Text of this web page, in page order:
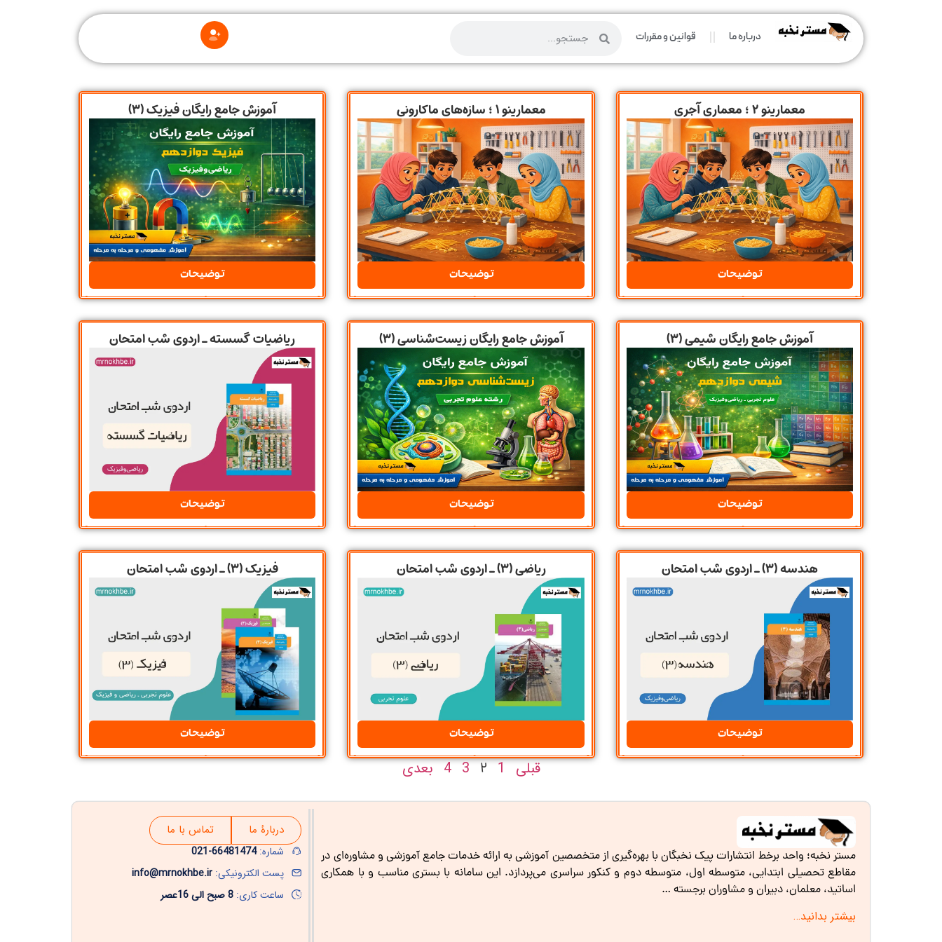
درباره ما قوانین و مقررات
معمارینو 2 ؛ معماری آجری
توضیحات
معمارینو ۱ ؛ سازه‌های ماکارونی
توضیحات
آموزش جامع رایگان فیزیک (۳)
توضیحات
آموزش جامع رایگان شیمی (۳)
توضیحات
آموزش جامع رایگان زیست‌شناسی (۳)
توضیحات
ریاضیات گسسته ـ اردوی شب امتحان
توضیحات
هندسه (3) ـ اردوی شب امتحان
توضیحات
ریاضی (3) ـ اردوی شب امتحان
توضیحات
فیزیک (3) ـ اردوی شب امتحان
توضیحات
قبلی 1
2
3
4 بعدی
مستر نخبه؛ واحد برخط انتشارات پیک نخبگان با بهره‌گیری از متخصصین آموزشی به ارائه خدمات جامع آموزشی و مشاوره‌ای در
مقاطع تحصیلی ابتدایی، متوسطه اول، متوسطه دوم و کنکور سراسری می‌پردازد. این سامانه با بستری مناسب و با همکاری
اساتید، معلمان، دبیران و مشاوران برجسته …
بیشتر بدانید…
دربارۀ ما تماس با ما
شماره:66481474-021
پست الکترونیکی:info@mrnokhbe.ir
ساعت کاری:8 صبح الی 16عصر